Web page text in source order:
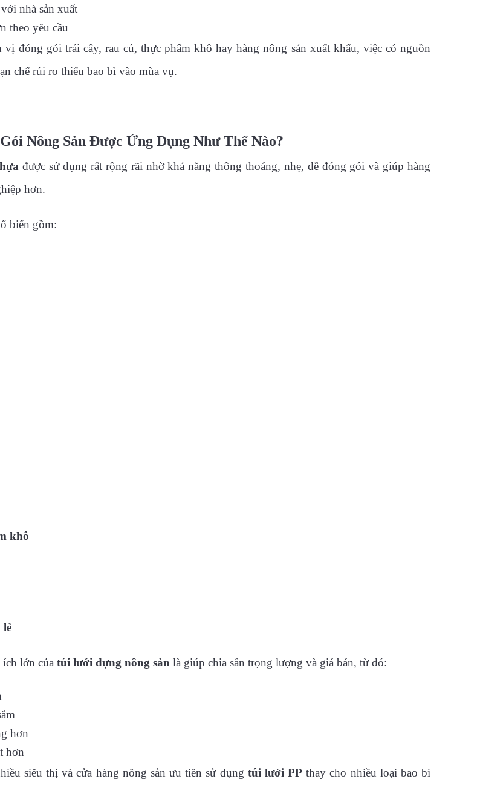
nhà sản xuất
theo yêu cầu
đóng gói trái cây, rau củ, thực phẩm khô hay hàng nông sản xuất khẩu, việc có nguồn
chế rủi ro thiếu bao bì vào mùa vụ.
Nông Sản Được Ứng Dụng Như Thế Nào?
được sử dụng rất rộng rãi nhờ khả năng thông thoáng, nhẹ, dễ đóng gói và giúp hàng
hơn.
biến gồm:
khô
lẻ
lớn của túi lưới đựng nông sản là giúp chia sẵn trọng lượng và giá bán, từ đó:
hơn
hơn
siêu thị và cửa hàng nông sản ưu tiên sử dụng túi lưới PP thay cho nhiều loại bao bì